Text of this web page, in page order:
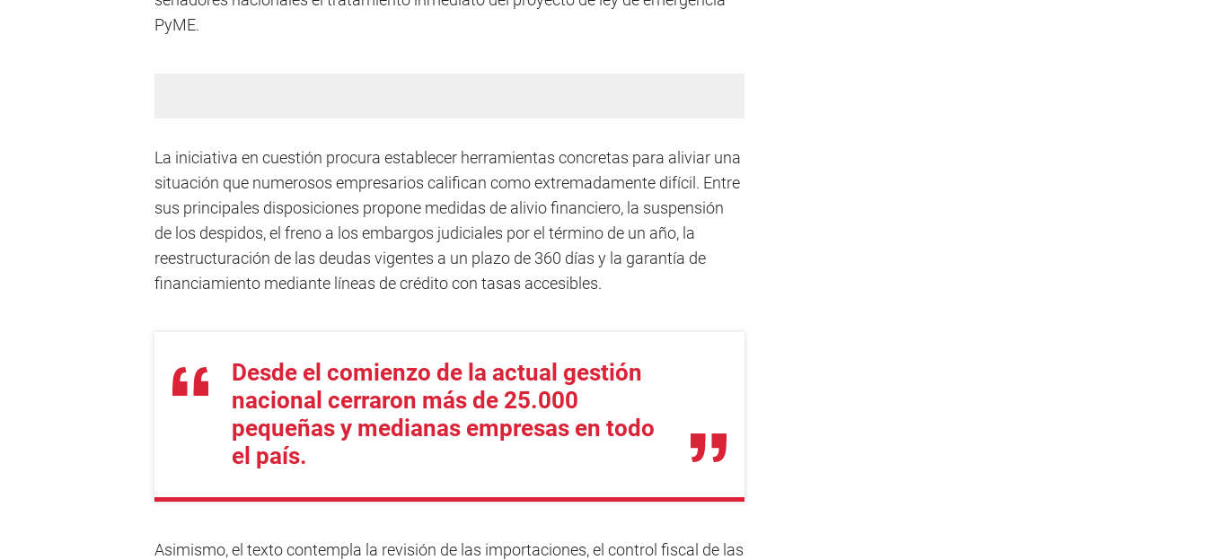
PyME.
La iniciativa en cuestión procura establecer herramientas concretas para aliviar una
situación que numerosos empresarios califican como extremadamente difícil. Entre
sus principales disposiciones propone medidas de alivio financiero, la suspensión
de los despidos, el freno a los embargos judiciales por el término de un año, la
reestructuración de las deudas vigentes a un plazo de 360 días y la garantía de
financiamiento mediante líneas de crédito con tasas accesibles.
Desde el comienzo de la actual gestión
nacional cerraron más de 25.000
pequeñas y medianas empresas en todo
el país.
Asimismo, el texto contempla la revisión de las importaciones, el control fiscal de las